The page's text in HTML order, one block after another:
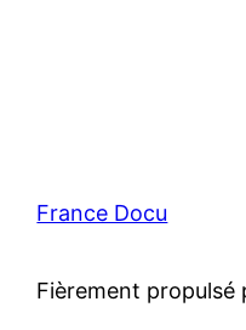
France Docu
Fièrement propulsé